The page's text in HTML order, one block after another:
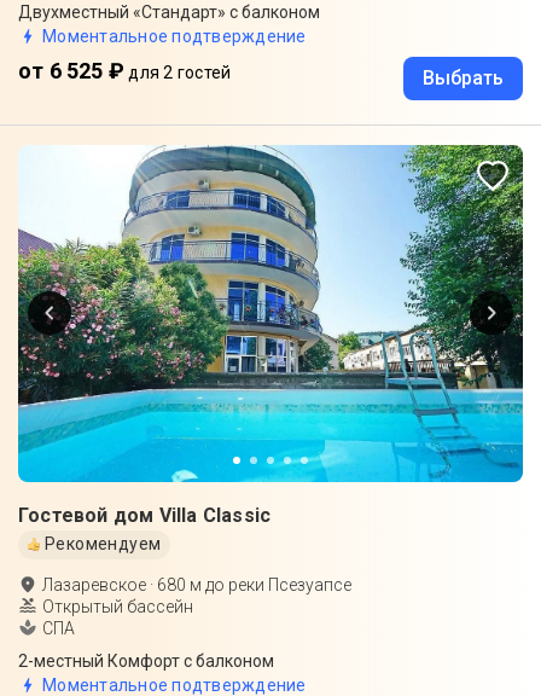
Двухместный «Стандарт» с балконом
Моментальное подтверждение
от 6 525 ₽ для 2 гостей Выбрать
Гостевой дом Villa Classic
Рекомендуем
Лазаревское · 680 м до реки Псезуапсе
Открытый бассейн
СПА
2-местный Комфорт с балконом
Моментальное подтверждение